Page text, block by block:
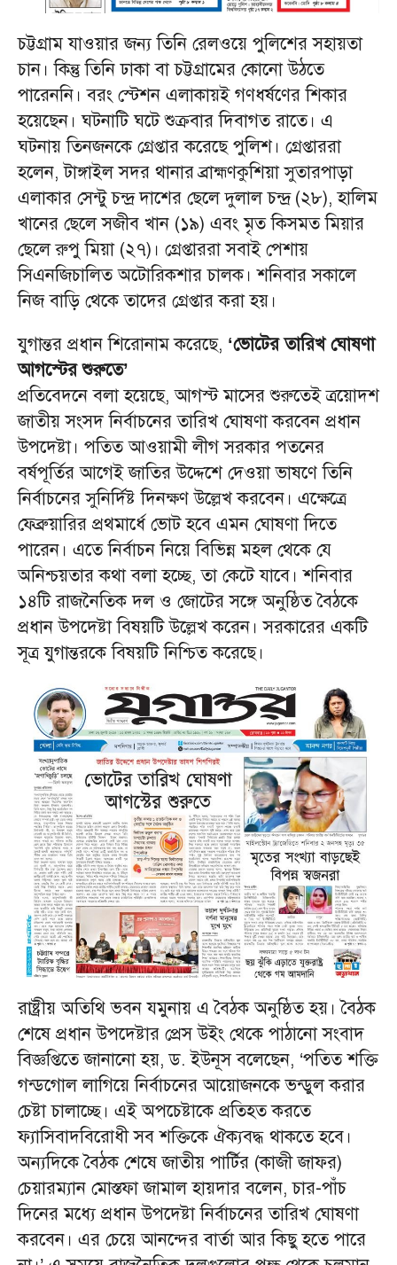
চট্টগ্রাম যাওয়ার জন্য তিনি রেলওয়ে পুলিশের সহায়তা
চান। কিন্তু তিনি ঢাকা বা চট্টগ্রামের কোনো উঠতে
পারেননি। বরং স্টেশন এলাকায়ই গণধর্ষণের শিকার
হয়েছেন। ঘটনাটি ঘটে শুক্রবার দিবাগত রাতে। এ
ঘটনায় তিনজনকে গ্রেপ্তার করেছে পুলিশ। গ্রেপ্তাররা
হলেন, টাঙ্গাইল সদর থানার ব্রাহ্মণকুশিয়া সুতারপাড়া
এলাকার সেন্টু চন্দ্র দাশের ছেলে দুলাল চন্দ্র (২৮), হালিম
খানের ছেলে সজীব খান (১৯) এবং মৃত কিসমত মিয়ার
ছেলে রুপু মিয়া (২৭)। গ্রেপ্তাররা সবাই পেশায়
সিএনজিচালিত অটোরিকশার চালক। শনিবার সকালে
নিজ বাড়ি থেকে তাদের গ্রেপ্তার করা হয়।
যুগান্তর প্রধান শিরোনাম করেছে, ‘ভোটের তারিখ ঘোষণা
আগস্টের শুরুতে’
প্রতিবেদনে বলা হয়েছে, আগস্ট মাসের শুরুতেই ত্রয়োদশ
জাতীয় সংসদ নির্বাচনের তারিখ ঘোষণা করবেন প্রধান
উপদেষ্টা। পতিত আওয়ামী লীগ সরকার পতনের
বর্ষপূর্তির আগেই জাতির উদ্দেশে দেওয়া ভাষণে তিনি
নির্বাচনের সুনির্দিষ্ট দিনক্ষণ উল্লেখ করবেন। এক্ষেত্রে
ফেব্রুয়ারির প্রথমার্ধে ভোট হবে এমন ঘোষণা দিতে
পারেন। এতে নির্বাচন নিয়ে বিভিন্ন মহল থেকে যে
অনিশ্চয়তার কথা বলা হচ্ছে, তা কেটে যাবে। শনিবার
১৪টি রাজনৈতিক দল ও জোটের সঙ্গে অনুষ্ঠিত বৈঠকে
প্রধান উপদেষ্টা বিষয়টি উল্লেখ করেন। সরকারের একটি
সূত্র যুগান্তরকে বিষয়টি নিশ্চিত করেছে।
রাষ্ট্রীয় অতিথি ভবন যমুনায় এ বৈঠক অনুষ্ঠিত হয়। বৈঠক
শেষে প্রধান উপদেষ্টার প্রেস উইং থেকে পাঠানো সংবাদ
বিজ্ঞপ্তিতে জানানো হয়, ড. ইউনূস বলেছেন, ‘পতিত শক্তি
গন্ডগোল লাগিয়ে নির্বাচনের আয়োজনকে ভন্ডুল করার
চেষ্টা চালাচ্ছে। এই অপচেষ্টাকে প্রতিহত করতে
ফ্যাসিবাদবিরোধী সব শক্তিকে ঐক্যবদ্ধ থাকতে হবে।
অন্যদিকে বৈঠক শেষে জাতীয় পার্টির (কাজী জাফর)
চেয়ারম্যান মোস্তফা জামাল হায়দার বলেন, চার-পাঁচ
দিনের মধ্যে প্রধান উপদেষ্টা নির্বাচনের তারিখ ঘোষণা
করবেন। এর চেয়ে আনন্দের বার্তা আর কিছু হতে পারে